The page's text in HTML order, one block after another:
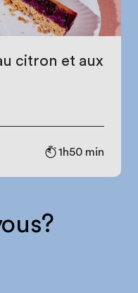
citron et aux
1h50 min